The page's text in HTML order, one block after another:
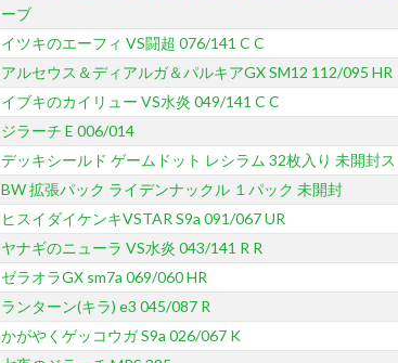
ーブ
イツキのエーフィ VS闘超 076/141 C C
アルセウス＆ディアルガ＆パルキアGX SM12 112/095 HR
イブキのカイリュー VS水炎 049/141 C C
ジラーチ E 006/014
デッキシールド ゲームドット レシラム 32枚入り 未開封
BW 拡張パック ライデンナックル １パック 未開封
ヒスイダイケンキVSTAR S9a 091/067 UR
ヤナギのニューラ VS水炎 043/141 R R
ゼラオラGX sm7a 069/060 HR
ランターン(キラ) e3 045/087 R
かがやくゲッコウガ S9a 026/067 K